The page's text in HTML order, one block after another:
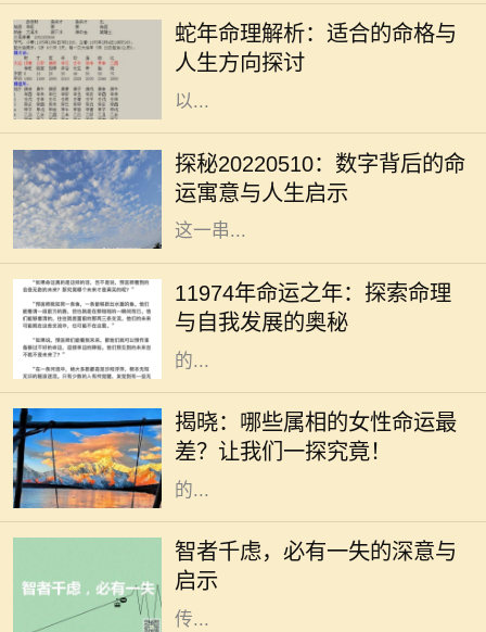
蛇年命理解析：适合的命格与
人生方向探讨
与灵性的象征，蛇年出生的人通常被
认为具备独特的直觉和洞察力。他们
在生活中常常能迅速适应环境，并能
以...
探秘20220510：数字背后的命
运寓意与人生启示
在文化的长河中，数字常常承载着深
厚的寓意。尤其是在中国传统文化
中，数字不仅仅是数学符号，更是蕴
含着哲理和智慧的象征。20220510
这一串...
11974年命运之年：探索命理
与自我发展的奥秘
在中华文化悠久的历史长河中，命理
学作为一门深厚的学问，吸引了无数
对未来充满好奇的人。11974年，这
个数字组合在命理学中被赋予了特别
的...
揭晓：哪些属相的女性命运最
差？让我们一探究竟！
在中国的传统文化中，属相被视为影
响个人命运和性格的重要因素。每个
人的出生年份都对应着一种属相，而
这种属相在某种程度上定义了一个人
的...
智者千虑，必有一失的深意与
启示
在人生的旅途中，我们常常会面临各
种选择与挑战。有时候，尽管我们经
过深思熟虑，却仍会遭遇意外的失
误。这正是“智者千虑，必有一失”所
传...